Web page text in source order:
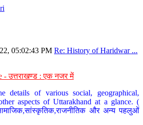
05:02:43 PM Re: History of Haridwar ...
- उत्तराखण्ड : एक नजर में
details of various social, geographical,
aspects of Uttarakhand at a glance. (
और अन्य पहलुओं